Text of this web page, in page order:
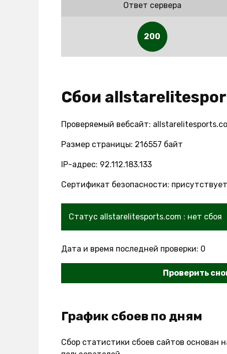
Ответ сервера
200
Сбои
Проверяемый вебсайт:
Размер страницы: 216557 байт
IP-адрес: 92.112.183.133
Сертификат безопасности:
Статус allstarelitesports.com : нет сбоя
Дата и время последней проверки: 0
Проверить
График сбоев по дням
Сбор статистики сбоев сайтов основан